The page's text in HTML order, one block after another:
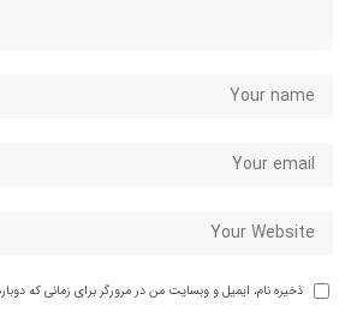
ذخیره نام، ایمیل و وبسایت من در مرورگر برای زمانی که